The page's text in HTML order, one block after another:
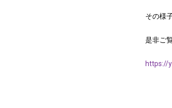
その様
是非ご
https://